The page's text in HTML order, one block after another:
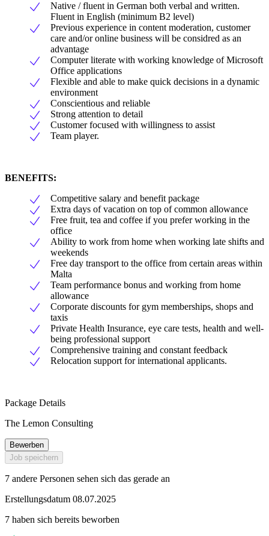
Native / fluent in German both verbal and written.
Fluent in English (minimum B2 level)
Previous experience in content moderation, customer
care and/or online business will be considred as an
advantage
Computer literate with working knowledge of Microsoft
Office applications
Flexible and able to make quick decisions in a dynamic
environment
Conscientious and reliable
Strong attention to detail
Customer focused with willingness to assist
Team player.
BENEFITS:
Competitive salary and benefit package
Extra days of vacation on top of common allowance
Free fruit, tea and coffee if you prefer working in the
office
Ability to work from home when working late shifts and
weekends
Free day transport to the office from certain areas within
Malta
Team performance bonus and working from home
allowance
Corporate discounts for gym memberships, shops and
taxis
Private Health Insurance, eye care tests, health and well-
being professional support
Comprehensive training and constant feedback
Relocation support for international applicants.
Package Details
The Lemon Consulting
Bewerben
Job speichern
7 andere Personen sehen sich das gerade an
Erstellungsdatum 08.07.2025
7 haben sich bereits beworben